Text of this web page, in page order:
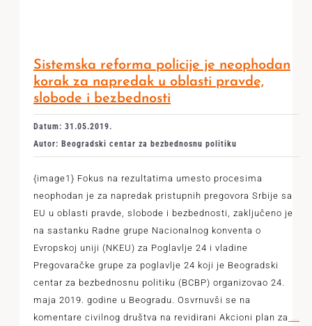
Sistemska reforma policije je neophodan
korak za napredak u oblasti pravde,
slobode i bezbednosti
Datum: 31.05.2019.
Autor: Beogradski centar za bezbednosnu politiku
{image1} Fokus na rezultatima umesto procesima
neophodan je za napredak pristupnih pregovora Srbije sa
EU u oblasti pravde, slobode i bezbednosti, zaključeno je
na sastanku Radne grupe Nacionalnog konventa o
Evropskoj uniji (NKEU) za Poglavlje 24 i vladine
Pregovaračke grupe za poglavlje 24 koji je Beogradski
centar za bezbednosnu politiku (BCBP) organizovao 24.
maja 2019. godine u Beogradu. Osvrnuvši se na
komentare civilnog društva na revidirani Akcioni plan za ...